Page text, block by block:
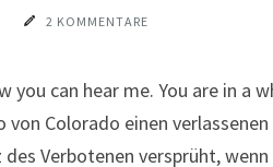
2 KOMMENTARE
can hear me. You are in a
Colorado einen
des Verbotenen versprüht,